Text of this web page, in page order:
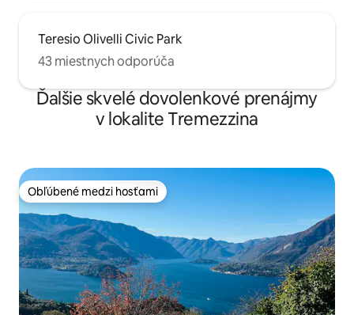
Teresio Olivelli Civic Park
43 miestnych odporúča
Ďalšie skvelé dovolenkové prenájmy
v lokalite Tremezzina
Obľúbené medzi hosťami
Obľúbené medzi hosťami